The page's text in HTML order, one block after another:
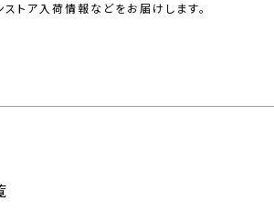
トア入荷情報などをお届けします。